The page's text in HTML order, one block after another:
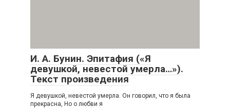
И. А. Бунин. Эпитафия («Я
девушкой, невестой умерла…»).
Текст произведения
Я девушкой, невестой умерла. Он говорил, что я была
прекрасна, Но о любви я